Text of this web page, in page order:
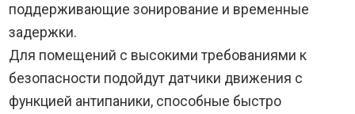
поддерживающие зонирование и временные
задержки.
Для помещений с высокими требованиями к
безопасности подойдут датчики движения с
функцией антипаники, способные быстро